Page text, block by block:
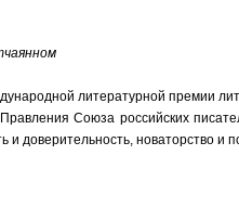
литературной премии
Союза российских
и доверительность,